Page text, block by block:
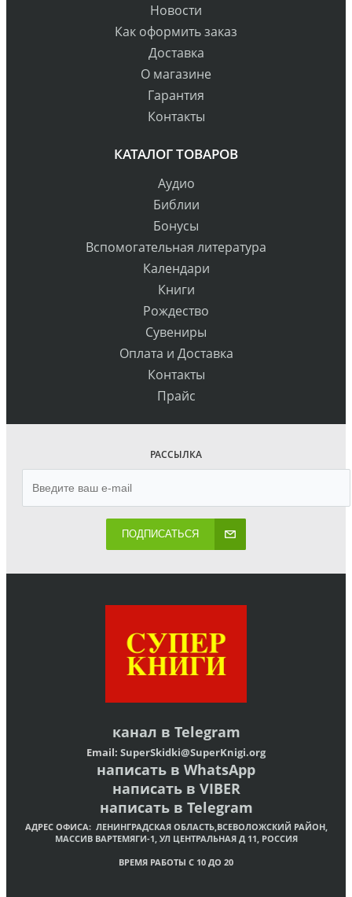
Новости
Как оформить заказ
Доставка
О магазине
Гарантия
Контакты
КАТАЛОГ ТОВАРОВ
Аудио
Библии
Бонусы
Вспомогательная литература
Календари
Книги
Рождество
Сувениры
Оплата и Доставка
Контакты
Прайс
РАССЫЛКА
ПОДПИСАТЬСЯ
канал в Telegram
Email: SuperSkidki@SuperKnigi.org
написать в WhatsApp
написать в VIBER
написать в Telegram
АДРЕС ОФИСА: ЛЕНИНГРАДСКАЯ ОБЛАСТЬ,ВСЕВОЛОЖСКИЙ РАЙОН,
МАССИВ ВАРТЕМЯГИ-1, УЛ ЦЕНТРАЛЬНАЯ Д 11, РОССИЯ
ВРЕМЯ РАБОТЫ С 10 ДО 20